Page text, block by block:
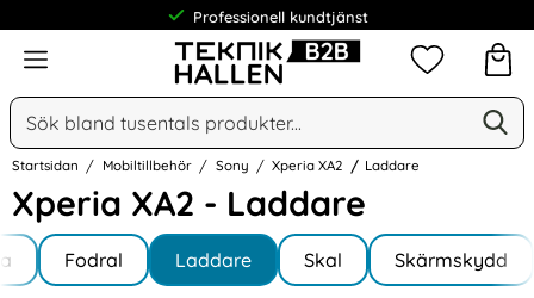
Professionell kundtjänst
Meny
Sök
Sök på Narse Group AB
Mina
Startsidan Mobiltillbehör Sony Xperia XA2 Laddare
Xperia XA2 - Laddare
Hoppa
till
produkter
Underkategorier
Fodral Laddare Skal Skärmskydd